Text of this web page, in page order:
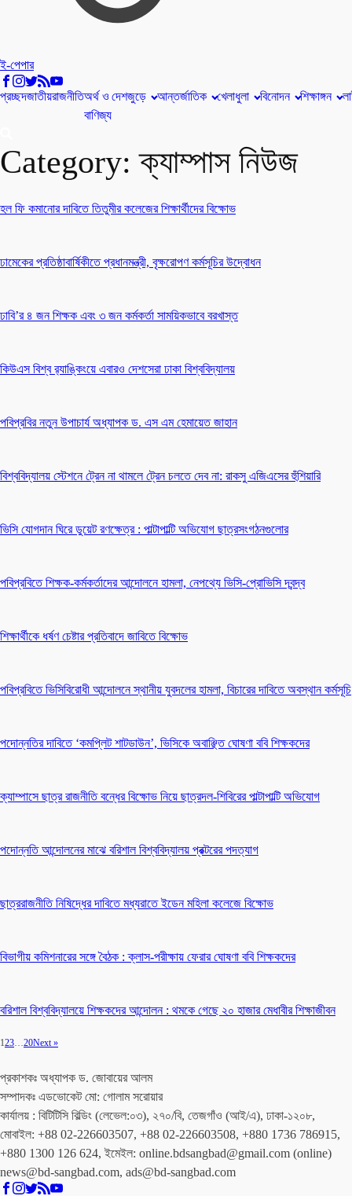
ই-পেপার
প্রচ্ছদজাতীয়রাজনীতিঅর্থ ও
বাণিজ্য
দেশজুড়ে আন্তর্জাতিক খেলাধুলা বিনোদন শিক্ষাঙ্গন
Category:ক্যাম্পাস নিউজ
হল ফি কমানোর দাবিতে তিতুমীর কলেজের শিক্ষার্থীদের বিক্ষোভ
ঢামেকের প্রতিষ্ঠাবার্ষিকীতে প্রধানমন্ত্রী, বৃক্ষরোপণ কর্মসূচির উদ্বোধন
ঢাবি’র ৪ জন শিক্ষক এবং ৩ জন কর্মকর্তা সাময়িকভাবে বরখাস্ত
কিউএস বিশ্ব র‍্যাঙ্কিংয়ে এবারও দেশসেরা ঢাকা বিশ্ববিদ্যালয়
পবিপ্রবির নতুন উপাচার্য অধ্যাপক ড. এস এম হেমায়েত জাহান
বিশ্ববিদ্যালয় স্টেশনে ট্রেন না থামলে ট্রেন চলতে দেব না: রাকসু এজিএসের হুঁশিয়ারি
ভিসি যোগদান ঘিরে ডুয়েট রণক্ষেত্র : পাল্টাপাল্টি অভিযোগ ছাত্রসংগঠনগুলোর
পবিপ্রবিতে শিক্ষক-কর্মকর্তাদের আন্দোলনে হামলা, নেপথ্যে ভিসি-প্রোভিসি দ্বন্দ্ব
শিক্ষার্থীকে ধর্ষণ চেষ্টার প্রতিবাদে জাবিতে বিক্ষোভ
পবিপ্রবিতে ভিসিবিরোধী আন্দোলনে স্থানীয় যুবদলের হামলা, বিচারের দাবিতে অবস্থান কর্মসূচি
পদোন্নতির দাবিতে ‘কমপ্লিট শাটডাউন’, ভিসিকে অবাঞ্ছিত ঘোষণা ববি শিক্ষকদের
ক্যাম্পাসে ছাত্র রাজনীতি বন্ধের বিক্ষোভ নিয়ে ছাত্রদল-শিবিরের পাল্টাপাল্টি অভিযোগ
পদোন্নতি আন্দোলনের মাঝে বরিশাল বিশ্ববিদ্যালয় প্রক্টরের পদত্যাগ
ছাত্ররাজনীতি নিষিদ্ধের দাবিতে মধ্যরাতে ইডেন মহিলা কলেজে বিক্ষোভ
বিভাগীয় কমিশনারের সঙ্গে বৈঠক : ক্লাস-পরীক্ষায় ফেরার ঘোষণা ববি শিক্ষকদের
বরিশাল বিশ্ববিদ্যালয়ে শিক্ষকদের আন্দোলন : থমকে গেছে ২০ হাজার মেধাবীর শিক্ষাজীবন
123…20Next »
প্রকাশকঃ অধ্যাপক ড. জোবায়ের আলম
সম্পাদকঃ এডভোকেট মো: গোলাম সরোয়ার
কার্যালয় : বিটিটিসি বিল্ডিং (লেভেল:০৩), ২৭০/বি, তেজগাঁও (আই/এ), ঢাকা-১২০৮,
মোবাইল: +88 02-226603507, +88 02-226603508, +880 1736 786915,
+880 1300 126 624, ইমেইল: online.bdsangbad@gmail.com (online)
news@bd-sangbad.com, ads@bd-sangbad.com